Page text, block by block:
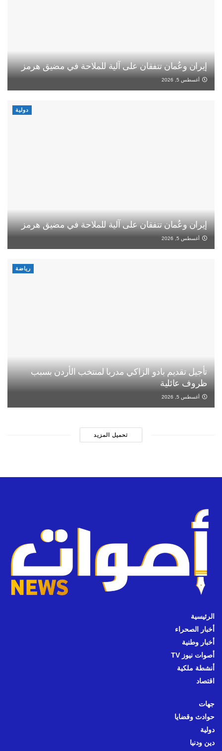
إيران وعُمان تتفقان على آلية للملاحة في مضيق هرمز
أغسطس 5, 2026
دولية
إيران وعُمان تتفقان على آلية للملاحة في مضيق هرمز
أغسطس 5, 2026
رياضة
تأجيل تقديم بادو الزاكي مدربا لمنتخب الأردن بسبب
ظروف عائلية
أغسطس 5, 2026
تحميل المزيد
الرئيسية
أخبار الصحراء
أخبار وطنية
أصوات نيوز TV
أنشطة ملكية
اقتصاد
جهات
حوادث وقضايا
دولية
دين ودنيا